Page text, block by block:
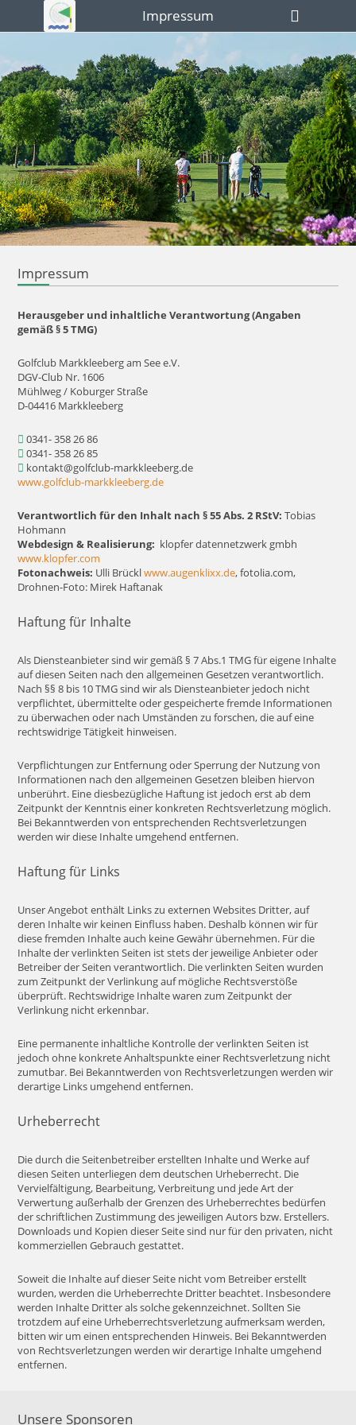
Impressum
Impressum
Herausgeber und inhaltliche Verantwortung (Angaben
gemäß § 5 TMG)
Golfclub Markkleeberg am See e.V.
DGV-Club Nr. 1606
Mühlweg / Koburger Straße
D-04416 Markkleeberg
0341- 358 26 86
0341- 358 26 85
kontakt@golfclub-markkleeberg.de
www.golfclub-markkleeberg.de
Verantwortlich für den Inhalt nach § 55 Abs. 2 RStV: Tobias
Hohmann
Webdesign & Realisierung: klopfer datennetzwerk gmbh
www.klopfer.com
Fotonachweis: Ulli Brücklwww.augenklixx.de, fotolia.com,
Drohnen-Foto: Mirek Haftanak
Haftung für Inhalte
Als Diensteanbieter sind wir gemäß § 7 Abs.1 TMG für eigene Inhalte
auf diesen Seiten nach den allgemeinen Gesetzen verantwortlich.
Nach §§ 8 bis 10 TMG sind wir als Diensteanbieter jedoch nicht
verpflichtet, übermittelte oder gespeicherte fremde Informationen
zu überwachen oder nach Umständen zu forschen, die auf eine
rechtswidrige Tätigkeit hinweisen.
Verpflichtungen zur Entfernung oder Sperrung der Nutzung von
Informationen nach den allgemeinen Gesetzen bleiben hiervon
unberührt. Eine diesbezügliche Haftung ist jedoch erst ab dem
Zeitpunkt der Kenntnis einer konkreten Rechtsverletzung möglich.
Bei Bekanntwerden von entsprechenden Rechtsverletzungen
werden wir diese Inhalte umgehend entfernen.
Haftung für Links
Unser Angebot enthält Links zu externen Websites Dritter, auf
deren Inhalte wir keinen Einfluss haben. Deshalb können wir für
diese fremden Inhalte auch keine Gewähr übernehmen. Für die
Inhalte der verlinkten Seiten ist stets der jeweilige Anbieter oder
Betreiber der Seiten verantwortlich. Die verlinkten Seiten wurden
zum Zeitpunkt der Verlinkung auf mögliche Rechtsverstöße
überprüft. Rechtswidrige Inhalte waren zum Zeitpunkt der
Verlinkung nicht erkennbar.
Eine permanente inhaltliche Kontrolle der verlinkten Seiten ist
jedoch ohne konkrete Anhaltspunkte einer Rechtsverletzung nicht
zumutbar. Bei Bekanntwerden von Rechtsverletzungen werden wir
derartige Links umgehend entfernen.
Urheberrecht
Die durch die Seitenbetreiber erstellten Inhalte und Werke auf
diesen Seiten unterliegen dem deutschen Urheberrecht. Die
Vervielfältigung, Bearbeitung, Verbreitung und jede Art der
Verwertung außerhalb der Grenzen des Urheberrechtes bedürfen
der schriftlichen Zustimmung des jeweiligen Autors bzw. Erstellers.
Downloads und Kopien dieser Seite sind nur für den privaten, nicht
kommerziellen Gebrauch gestattet.
Soweit die Inhalte auf dieser Seite nicht vom Betreiber erstellt
wurden, werden die Urheberrechte Dritter beachtet. Insbesondere
werden Inhalte Dritter als solche gekennzeichnet. Sollten Sie
trotzdem auf eine Urheberrechtsverletzung aufmerksam werden,
bitten wir um einen entsprechenden Hinweis. Bei Bekanntwerden
von Rechtsverletzungen werden wir derartige Inhalte umgehend
entfernen.
Unsere Sponsoren